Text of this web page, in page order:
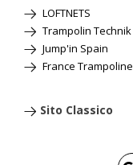
LOFTNETS
Trampolin Technik
Jump'in Spain
France Trampoline
Sito Classico